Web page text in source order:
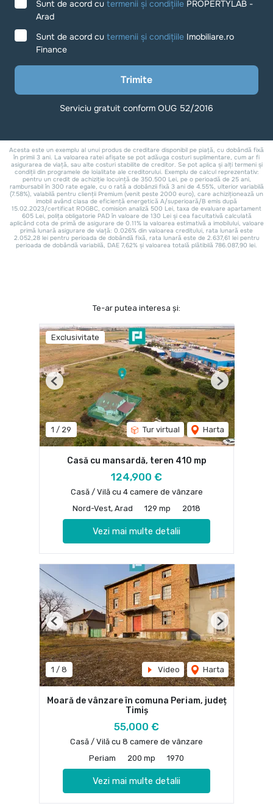
Te-ar putea interesa și:
Exclusivitate
1 / 29 Tur virtual Harta
Previous Next
Casă cu mansardă, teren 410 mp
124,900 €
Casă / Vilă cu 4 camere de vânzare
Nord-Vest, Arad
129 mp 2018
Vezi mai multe detalii
1 / 8 Video Harta
Previous Next
Moară de vânzare în comuna Periam, județ
Timiș
55,000 €
Casă / Vilă cu 8 camere de vânzare
Periam
200 mp 1970
Vezi mai multe detalii